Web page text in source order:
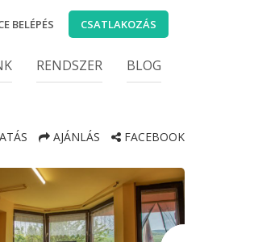
BELÉPÉS CSATLAKOZÁS
RENDSZER BLOG
AJÁNLÁS FACEBOOK